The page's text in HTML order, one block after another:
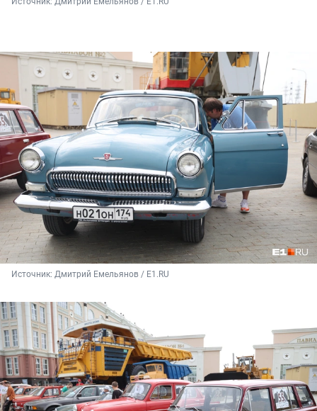
Источник: Дмитрий Емельянов / E1.RU